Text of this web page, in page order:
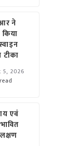
ने
टीका
5, 2026
एवं